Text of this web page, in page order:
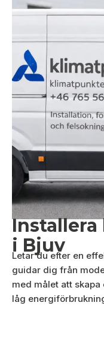
i Bjuv
Letar du efter en
guidar dig från
med målet att
låg